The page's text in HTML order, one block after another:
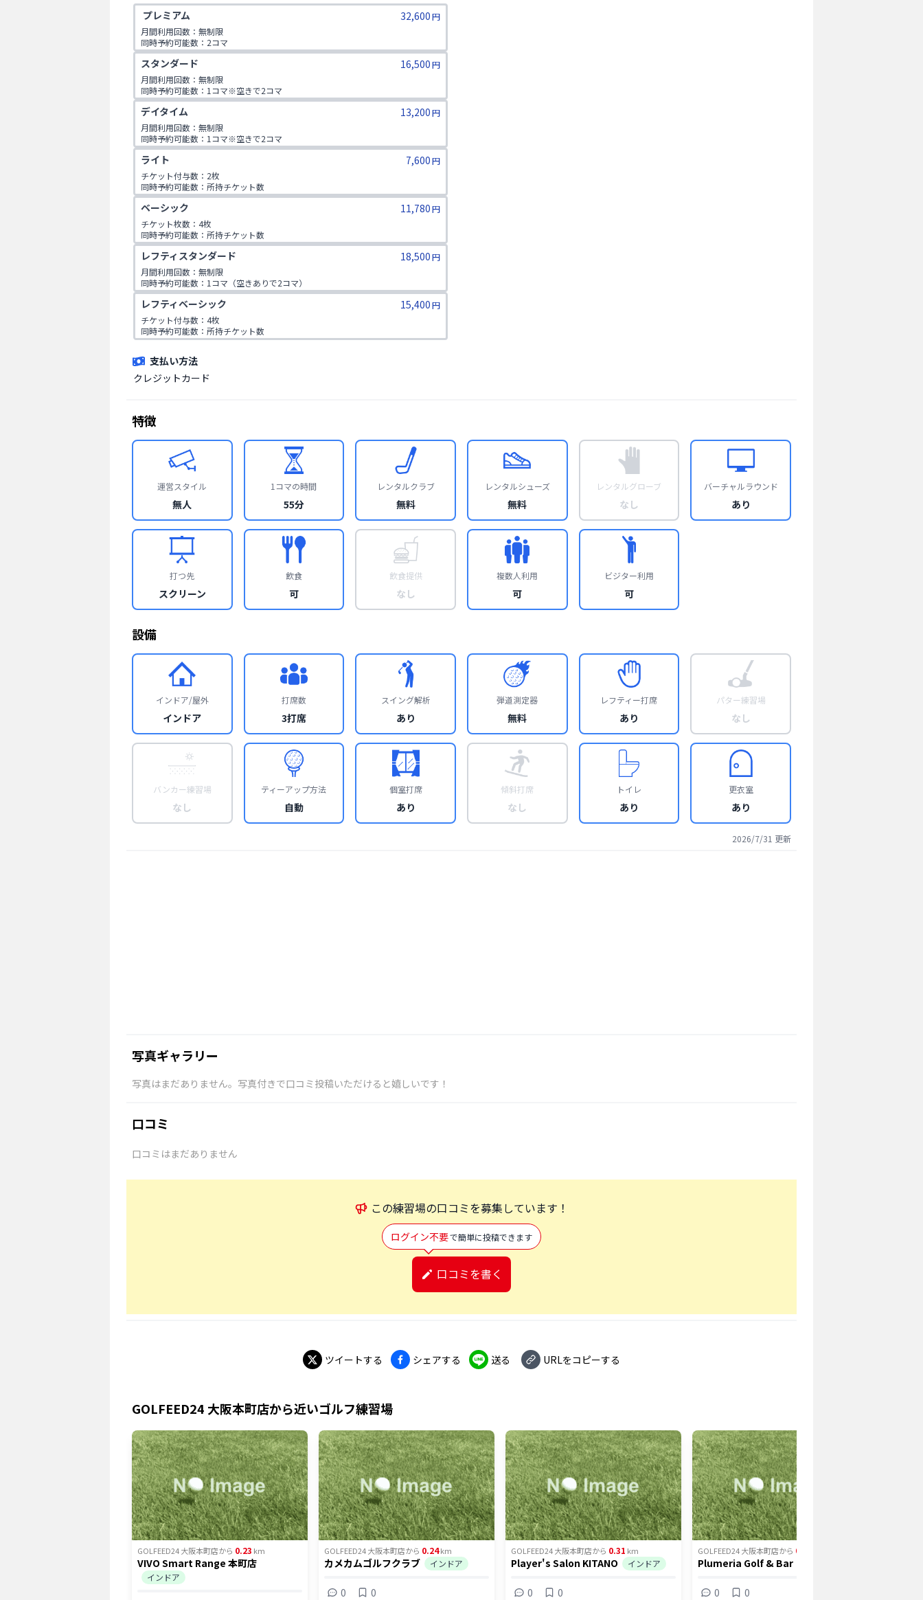
プレミアム
32,600円
月間利用回数：無制限
同時予約可能数：2コマ
同伴者数：3名
利用可能時間：24時間
利用可能打席：VIP/半個室
スタンダード 16,500円
月間利用回数：無制限
同時予約可能数：1コマ※空きで2コマ
同伴者数：1名
利用可能時間：24時間
デイタイム 13,200円
月間利用回数：無制限
同時予約可能数：1コマ※空きで2コマ
同伴者数：1名
利用可能時間：平日・祝日9時〜17時
ライト 7,600円
チケット付与数：2枚
同時予約可能数：所持チケット数
利用可能時間：24時間
無料同伴：1名
ベーシック 11,780円
チケット枚数：4枚
同時予約可能数：所持チケット数
利用可能時間：24時間
同伴者数：1名
レフティスタンダード 18,500円
月間利用回数：無制限
同時予約可能数：1コマ（空きありで2コマ）
利用可能時間：24時間
無料同伴：1名
レフティベーシック 15,400円
チケット付与数：4枚
同時予約可能数：所持チケット数
利用可能時間：24時間
支払い方法
クレジットカード
特徴
運営スタイル
無人
1コマの時間
55分
レンタルクラブ
無料
レンタルシューズ
無料
レンタルグローブ
なし
バーチャルラウンド
あり
打つ先
スクリーン
飲食
可
飲食提供
なし
複数人利用
可
ビジター利用
可
設備
インドア/屋外
インドア
打席数
3打席
スイング解析
あり
弾道測定器
無料
レフティー打席
あり
パター練習場
なし
バンカー練習場
なし
ティーアップ方法
自動
個室打席
あり
傾斜打席
なし
トイレ
あり
更衣室
あり
2026/7/31 更新
写真ギャラリー
写真はまだありません。写真付きで口コミ投稿いただけると嬉しいです！
口コミ
口コミはまだありません
この練習場の口コミを募集しています！
ログイン不要で簡単に投稿できます
口コミを書く
ツイートする シェアする 送る URLをコピーする
GOLFEED24 大阪本町店から近いゴルフ練習場
GOLFEED24 大阪本町店から 0.23 km
VIVO Smart Range 本町店
インドア
GOLFEED24 大阪本町店から 0.24km
カメカムゴルフクラブ インドア
0 0
GOLFEED24 大阪本町店から 0.31 km
Player's Salon KITANO インドア
0 0
GOLFEED24 大阪本町店から 0.39
Plumeria Golf & Bar
0 0